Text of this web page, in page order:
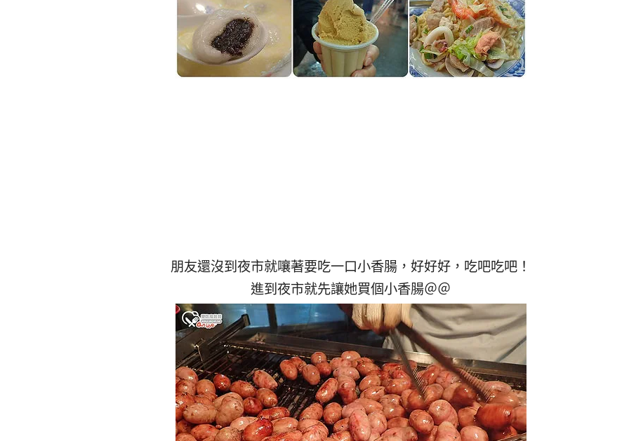
朋友還沒到夜市就嚷著要吃一口小香腸，好好好，吃吧吃吧！
進到夜市就先讓她買個小香腸＠＠